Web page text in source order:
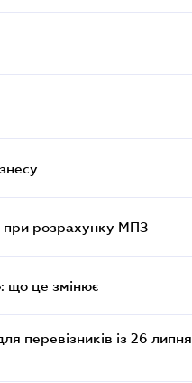
при розрахунку МПЗ
що це змінює
перевізників із 26 липня